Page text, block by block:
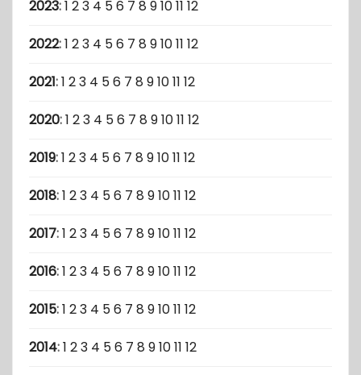
2023:1 23 4 56 7 8 91011 12
2022:1 23 4 56 7 8 91011 12
2021:1 23 4 56 7 8 91011 12
2020:1 23 4 56 7 8 91011 12
2019:1 23 4 56 7 8 91011 12
2018:1 23 4 56 7 8 91011 12
2017:1 23 4 56 7 8 91011 12
2016:1 23 4 56 7 8 91011 12
2015:1 23 4 56 7 8 91011 12
2014:1 23 4 56 7 8 91011 12